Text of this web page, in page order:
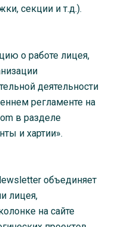
секции и т.д.).
о работе лицея,
деятельности
регламенте на
в разделе
и хартии».
объединяет
лицея,
на сайте